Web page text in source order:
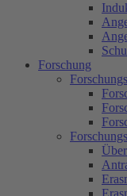
Forschung